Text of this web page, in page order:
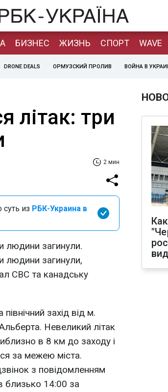
БИЗНЕС ЖИЗНЬ СПОРТ WAVE
DRONE DEALS ОРМУЗСКИЙ ПРОЛИВ ВОЙНА В
літак: три
2 мин
из РБК-Украина в
людини загинули.
людини загинули,
CBC та канадську
захід від м.
Невеликий літак
в 8 км до заходу і
за межею міста.
з повідомленням
близько 14:00 за